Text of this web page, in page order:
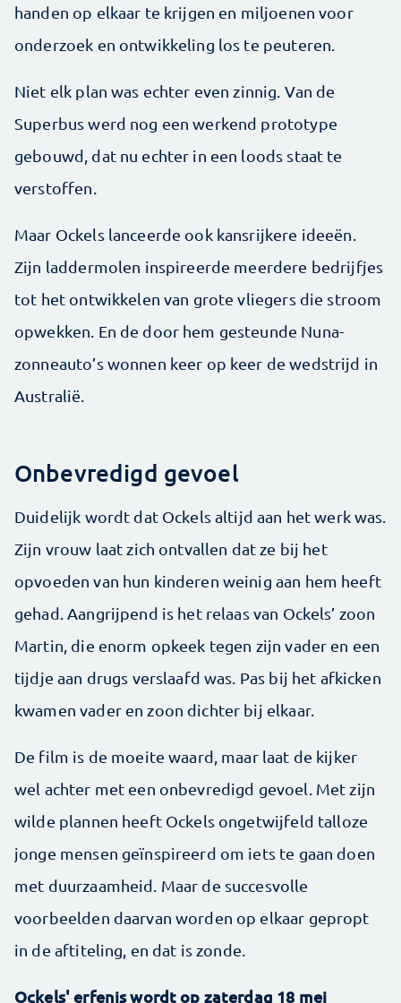
handen op elkaar te krijgen en miljoenen voor
onderzoek en ontwikkeling los te peuteren.
Niet elk plan was echter even zinnig. Van de
Superbus werd nog een werkend prototype
gebouwd, dat nu echter in een loods staat te
verstoffen.
Maar Ockels lanceerde ook kansrijkere ideeën.
Zijn laddermolen inspireerde meerdere bedrijfjes
tot het ontwikkelen van grote vliegers die stroom
opwekken. En de door hem gesteunde Nuna-
zonneauto’s wonnen keer op keer de wedstrijd in
Australië.
Onbevredigd gevoel
Duidelijk wordt dat Ockels altijd aan het werk was.
Zijn vrouw laat zich ontvallen dat ze bij het
opvoeden van hun kinderen weinig aan hem heeft
gehad. Aangrijpend is het relaas van Ockels’ zoon
Martin, die enorm opkeek tegen zijn vader en een
tijdje aan drugs verslaafd was. Pas bij het afkicken
kwamen vader en zoon dichter bij elkaar.
De film is de moeite waard, maar laat de kijker
wel achter met een onbevredigd gevoel. Met zijn
wilde plannen heeft Ockels ongetwijfeld talloze
jonge mensen geïnspireerd om iets te gaan doen
met duurzaamheid. Maar de succesvolle
voorbeelden daarvan worden op elkaar gepropt
in de aftiteling, en dat is zonde.
Ockels' erfenis wordt op zaterdag 18 mei